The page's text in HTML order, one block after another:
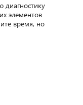
элементов
время, но